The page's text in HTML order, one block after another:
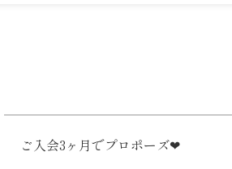
ご入会3ヶ月でプロポーズ❤︎